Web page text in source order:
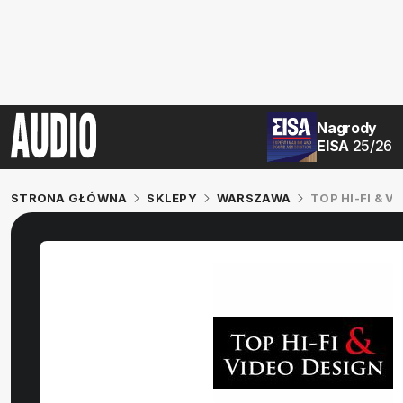
Nagrody
EISA 25/26
STRONA GŁÓWNA SKLEPY WARSZAWA TOP HI-FI &